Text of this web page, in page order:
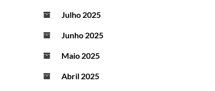
Julho 2025
Junho 2025
Maio 2025
Abril 2025